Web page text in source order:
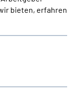
bieten, erfahren